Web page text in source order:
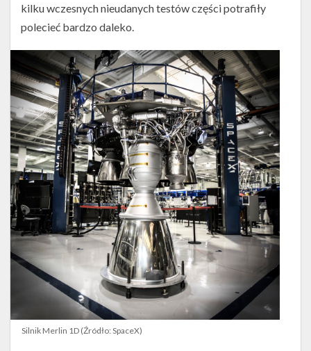
kilku wczesnych nieudanych testów części potrafiły
polecieć bardzo daleko.
Silnik Merlin 1D (Źródło: SpaceX)